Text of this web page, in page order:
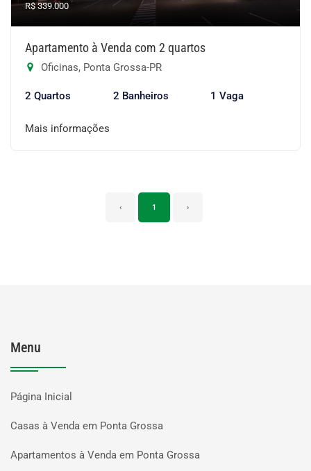
R$ 339.000
Apartamento à Venda com 2 quartos
Oficinas, Ponta Grossa-PR
2 Quartos 2 Banheiros 1 Vaga
Mais informações
‹ 1 ›
Menu
Página Inicial
Casas à Venda em Ponta Grossa
Apartamentos à Venda em Ponta Grossa